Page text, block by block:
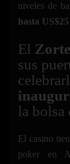
niveles de
hasta
El
sus
la bolsa
El casino
poker en